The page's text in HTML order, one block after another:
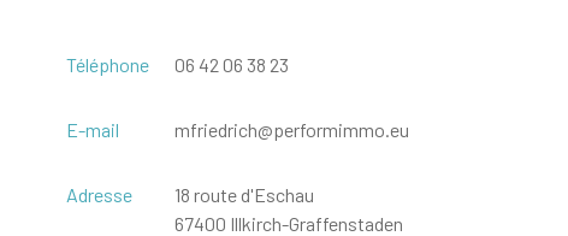
Téléphone 06 42 06 38 23
E-mail mfriedrich@performimmo.eu
Adresse
18 route d'Eschau
67400 Illkirch-Graffenstaden